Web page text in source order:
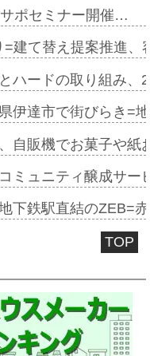
ポセミナー開催…
=建て替え提案推進
ハードの取り組み
伊達市で街びらき=
自販機でお菓子や
ミュニティ醸成サ
下鉄駅直結のZEB=
TOP